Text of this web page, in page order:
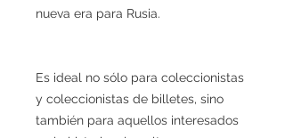
nueva era para Rusia.
Es ideal no sólo para coleccionistas
y coleccionistas de billetes, sino
también para aquellos interesados